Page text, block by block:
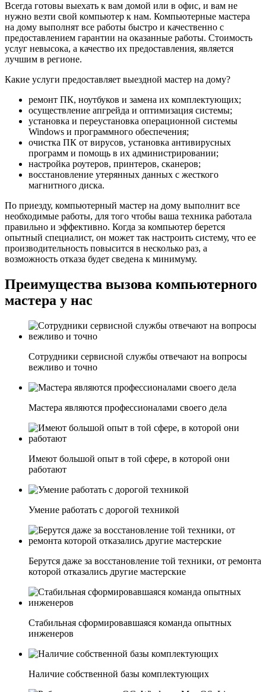
Всегда готовы выехать к вам домой или в офис, и вам не
нужно везти свой компьютер к нам. Компьютерные мастера
на дому выполнят все работы быстро и качественно с
предоставлением гарантии на оказанные работы. Стоимость
услуг невысока, а качество их предоставления, является
лучшим в регионе.
Какие услуги предоставляет выездной мастер на дому?
ремонт ПК, ноутбуков и замена их комплектующих;
осуществление апгрейда и оптимизация системы;
установка и переустановка операционной системы
Windows и программного обеспечения;
очистка ПК от вирусов, установка антивирусных
программ и помощь в их администрировании;
настройка роутеров, принтеров, сканеров;
восстановление утерянных данных с жесткого
магнитного диска.
По приезду, компьютерный мастер на дому выполнит все
необходимые работы, для того чтобы ваша техника работала
правильно и эффективно. Когда за компьютер берется
опытный специалист, он может так настроить систему, что ее
производительность повысится в несколько раз, а
возможность отказа будет сведена к минимуму.
Преимущества вызова компьютерного
мастера у нас
Сотрудники сервисной службы отвечают на вопросы
вежливо и точно
Мастера являются профессионалами своего дела
Имеют большой опыт в той сфере, в которой они
работают
Умение работать с дорогой техникой
Берутся даже за восстановление той техники, от ремонта
которой отказались другие мастерские
Стабильная сформировавшаяся команда опытных
инженеров
Наличие собственной базы комплектующих